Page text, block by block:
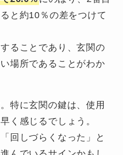
と約10％の差をつけて
ることであり、玄関の
場所であることがわか
特に玄関の鍵は、使用
く感じるでしょう。
回しづらくなった」と